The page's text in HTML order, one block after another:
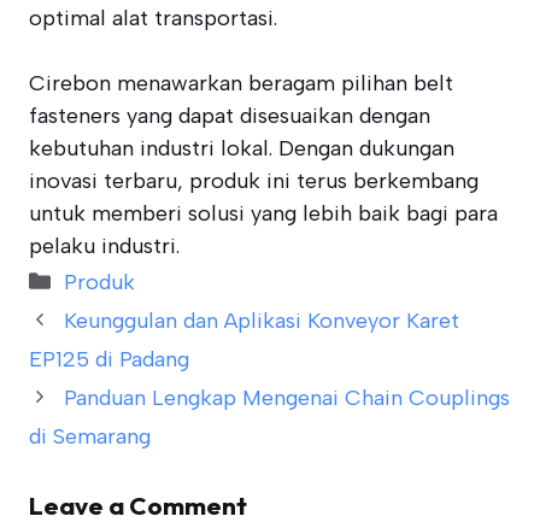
optimal alat transportasi.
Cirebon menawarkan beragam pilihan belt
fasteners yang dapat disesuaikan dengan
kebutuhan industri lokal. Dengan dukungan
inovasi terbaru, produk ini terus berkembang
untuk memberi solusi yang lebih baik bagi para
pelaku industri.
Categories
Produk
Keunggulan dan Aplikasi Konveyor Karet
EP125 di Padang
Panduan Lengkap Mengenai Chain Couplings
di Semarang
Leave a Comment